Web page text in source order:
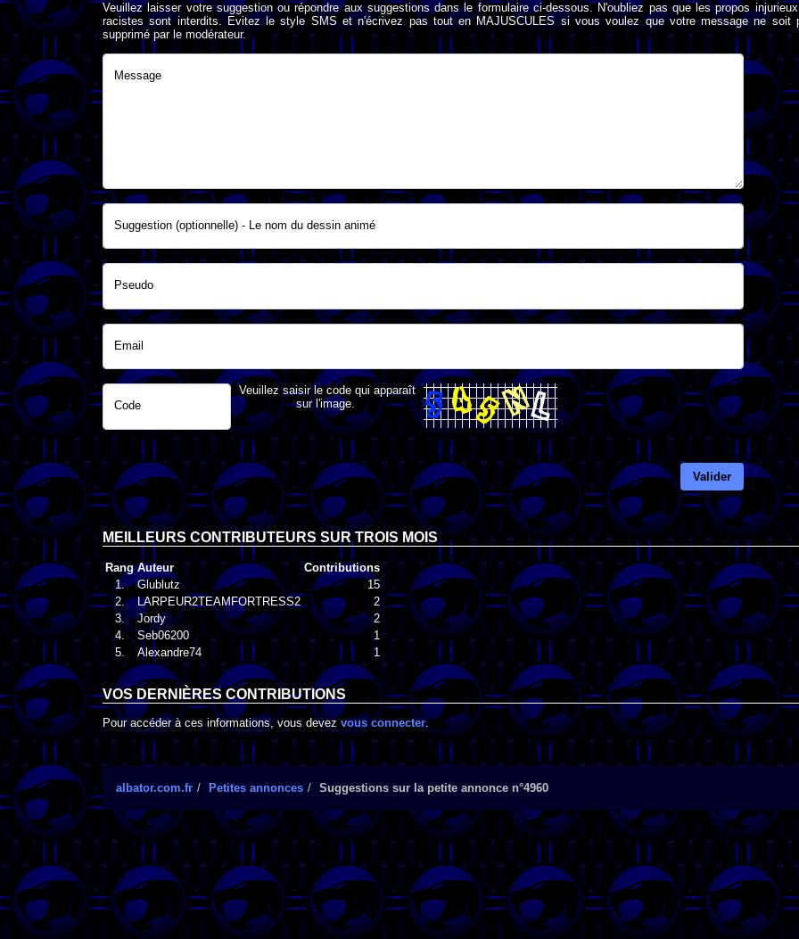
Veuillez laisser votre suggestion ou répondre aux suggestions dans le formulaire ci-dessous. N'oubliez pas que les propos
racistes sont interdits. Evitez le style SMS et n'écrivez pas tout en MAJUSCULES si vous voulez que votre message ne soit
supprimé par le modérateur.
Message
Suggestion (optionnelle) - Le nom du dessin animé
Pseudo
Email
Code
Veuillez saisir le code qui apparaît
sur l'image.
Valider
MEILLEURS CONTRIBUTEURS SUR TROIS MOIS
Rang Auteur
Contributions
1.
Glublutz
15
2.
LARPEUR2TEAMFORTRESS2
2
3.
Jordy
2
4.
Seb06200
1
5.
Alexandre74 1
VOS DERNIÈRES CONTRIBUTIONS
Pour accéder à ces informations, vous devezvous connecter.
albator.com.fr Petites annonces Suggestions sur la petite annonce n°4960